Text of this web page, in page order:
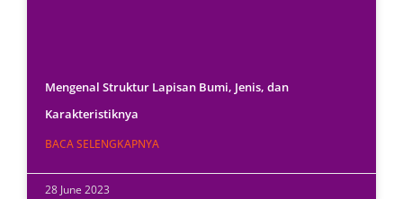
Mengenal Struktur Lapisan Bumi, Jenis, dan
Karakteristiknya
BACA SELENGKAPNYA
28 June 2023